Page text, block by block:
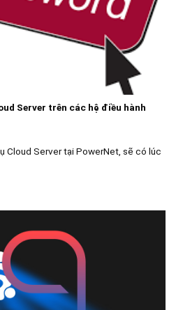
Server trên các hệ điều hành
Cloud Server tại PowerNet, sẽ có lúc